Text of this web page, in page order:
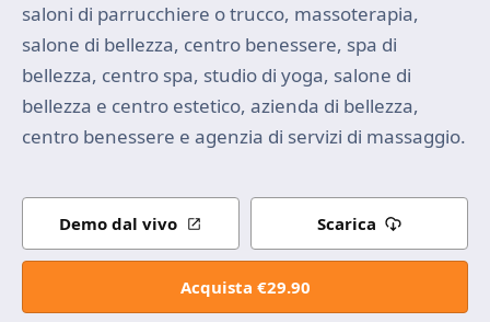
saloni di parrucchiere o trucco, massoterapia,
salone di bellezza, centro benessere, spa di
bellezza, centro spa, studio di yoga, salone di
bellezza e centro estetico, azienda di bellezza,
centro benessere e agenzia di servizi di massaggio.
Demo dal vivo Scarica
Acquista €29.90